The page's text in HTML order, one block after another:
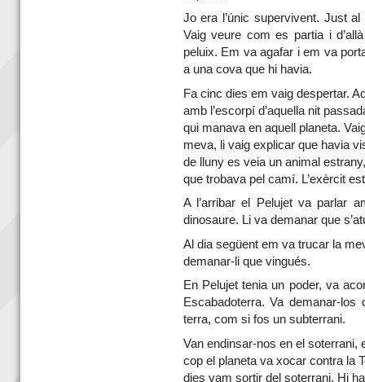
Jo era l’únic supervivent. Just
Vaig veure com es partia i
peluix. Em va agafar i em va
a una cova que hihavia.
Fa cinc dies em vaig despertar.
amb l’escorpí d’aquella nit
qui manava en aquell planeta.
meva, li vaig explicar que havia
de lluny es veia un animal
que trobava pel camí. L’exèrcit
A l’arribar el Pelujet va parlar
dinosaure. Li va demanar que
Al dia següent em va trucar la
demanar-li que vingués.
En Pelujet tenia un poder, va
Escabadoterra. Va demanar-
terra, com si fos un subterrani.
Van endinsar-nos en el soterrani,
cop el planeta va xocar contra la
dies vam sortir del soterrani. Hi